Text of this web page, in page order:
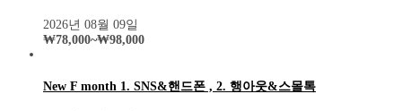
2026년 08월 09일
₩78,000~₩98,000
New F month 1. SNS&핸드폰 , 2. 행아웃&스몰톡